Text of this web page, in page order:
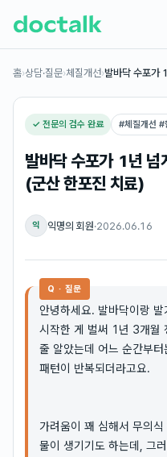
홈›상담·질문›체질개선›발바닥 수포가
✓ 전문의 검수 완료 #체질개선 #
발바닥 수포가 1년 넘
(군산 한포진 치료)
익 익명의 회원·2026.06.16
Q · 질문
안녕하세요. 발바닥이랑
시작한 게 벌써 1년 3개월
줄 알았는데 어느 순간부
패턴이 반복되더라고요.
가려움이 꽤 심해서 무의
물이 생기기도 하는데, 그